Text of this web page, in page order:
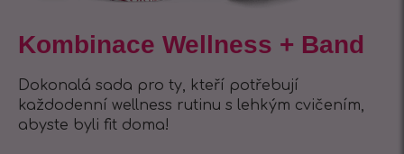
Kombinace Wellness + Band
Dokonalá sada pro ty, kteří potřebují
každodenní wellness rutinu s lehkým cvičením,
abyste byli fit doma!